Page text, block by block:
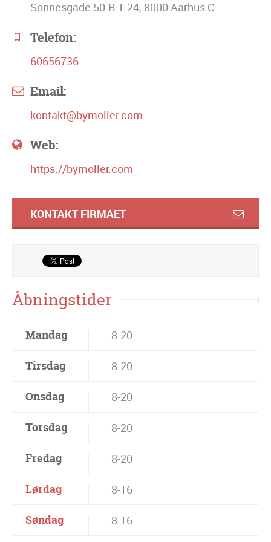
Sonnesgade 50.B 1.24, 8000 Aarhus C
Telefon:
60656736
Email:
kontakt@bymoller.com
Web:
https://bymoller.com
KONTAKT FIRMAET
Åbningstider
Mandag 8-20
Tirsdag 8-20
Onsdag 8-20
Torsdag 8-20
Fredag 8-20
Lørdag 8-16
Søndag 8-16